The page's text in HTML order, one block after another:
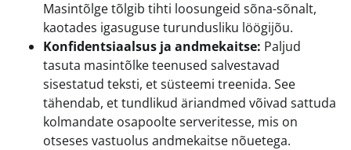
Masintõlge tõlgib tihti loosungeid sõna-sõnalt,
kaotades igasuguse turundusliku löögijõu.
Konfidentsiaalsus ja andmekaitse: Paljud
tasuta masintõlke teenused salvestavad
sisestatud teksti, et süsteemi treenida. See
tähendab, et tundlikud äriandmed võivad sattuda
kolmandate osapoolte serveritesse, mis on
otseses vastuolus andmekaitse nõuetega.